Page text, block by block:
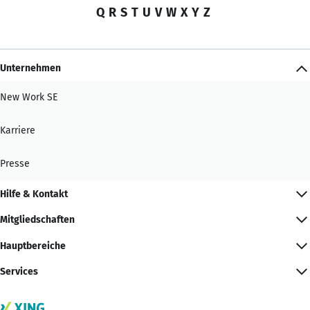
Q R S T U V W X Y Z
Unternehmen
New Work SE
Karriere
Presse
Hilfe & Kontakt
Mitgliedschaften
Hauptbereiche
Services